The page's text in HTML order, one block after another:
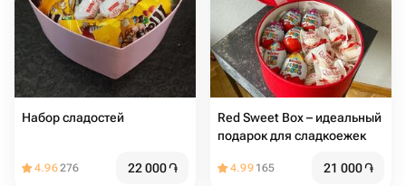
Набор сладостей
4.96276 22 000֏
Red Sweet Box – идеальный
подарок для сладкоежек
4.99 165 21 000֏